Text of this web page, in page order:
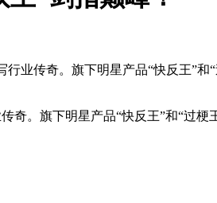
奇。旗下明星产品“快反王”和“
旗下明星产品“快反王”和“过梗